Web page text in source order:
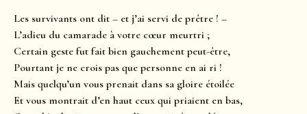
Les survivants ont dit – et j’ai servi de prêtre ! –
L’adieu du camarade à votre cœur meurtri ;
Certain geste fut fait bien gauchement peut-être,
Pourtant je ne crois pas que personne en ai ri !
Mais quelqu’un vous prenait dans sa gloire étoilée
Et vous montrait d’en haut ceux qui priaient en bas,